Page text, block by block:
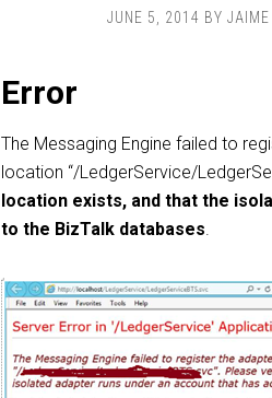
JUNE 5, 2014 BY
Error
The Messaging Engine failed to
location “/LedgerService/
location exists, and that the
to the BizTalk databases.